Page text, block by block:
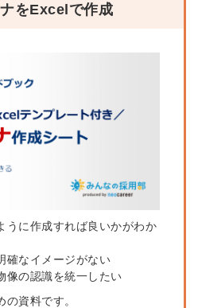
をExcelで作成
うに作成すれば良いかがわか
確なイメージがない
像の認識を統一したい
資料です。